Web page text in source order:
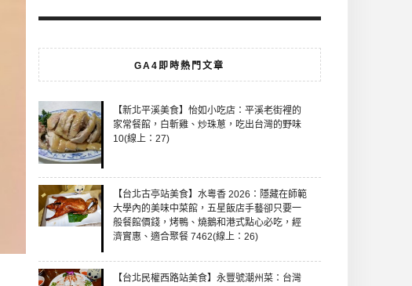
GA4即時熱門文章
【新北平溪美食】怡如小吃店：平溪老街裡的
家常餐館，白斬雞、炒珠蔥，吃出台灣的野味
10(線上：27)
【台北古亭站美食】水粵香 2026：隱藏在師範
大學內的美味中菜館，五星飯店手藝卻只要一
般餐館價錢，烤鴨、燒鵝和港式點心必吃，經
濟實惠、適合聚餐 7462(線上：26)
【台北民權西路站美食】永豐號潮州菜：台灣